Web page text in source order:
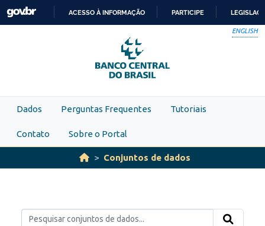
Skip to main content
PARA
O
CONTEÚDO
ACESSO À INFORMAÇÃO PARTICIPE
ENGLISH
Dados Perguntas Frequentes Tutoriais
Contato Sobre o Portal
Conjuntos de dados